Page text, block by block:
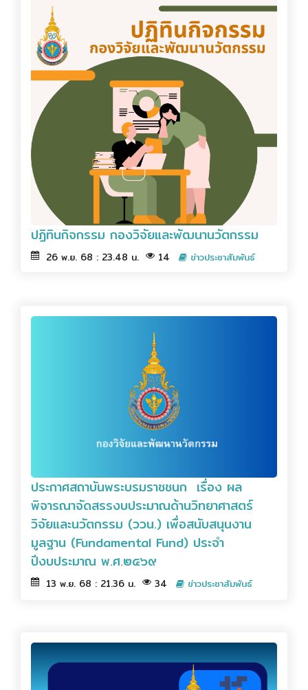
ปฏิทินกิจกรรม กองวิจัยและพัฒนานวัตกรรม
26 พ.ย. 68 : 23.48 น. 14 ข่าวประชาสัมพันธ์
ประกาศสถาบันพระบรมราชชนก เรื่อง ผล
พิจารณาจัดสรรงบประมาณด้านวิทยาศาสตร์
วิจัยและนวัตกรรม (ววน.) เพื่อสนับสนุนงาน
มูลฐาน (Fundamental Fund) ประจำ
ปีงบประมาณ พ.ศ.๒๕๖๙
13 พ.ย. 68 : 21.36 น. 34 ข่าวประชาสัมพันธ์